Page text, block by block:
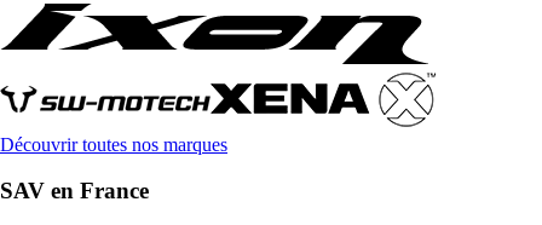
Découvrir toutes nos marques
SAV en France